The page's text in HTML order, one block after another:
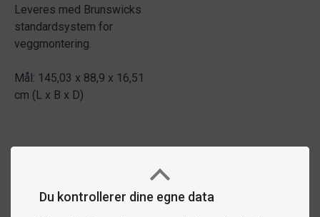
Du kontrollerer dine egne data
Leveres med Brunswicks
standardsystem for
veggmontering.
Mål: 145,03 x 88,9 x 16,51
cm (L x B x D)